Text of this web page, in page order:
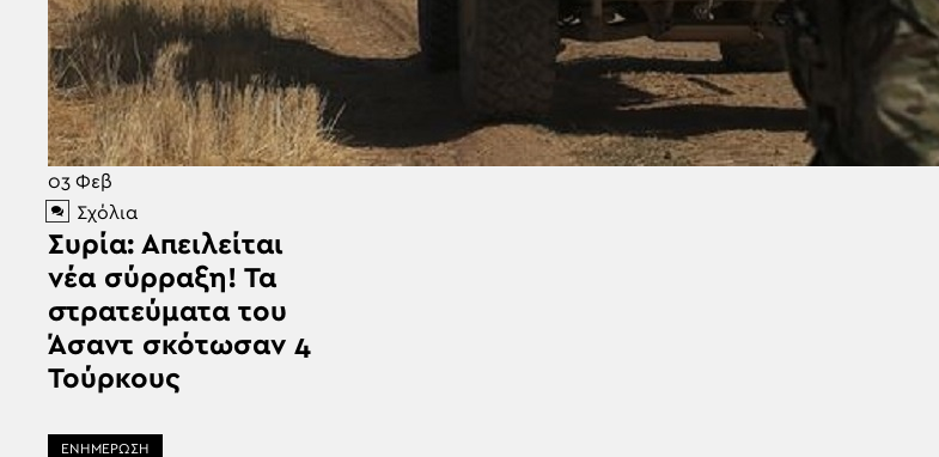
03 Φεβ
Σχόλια
Συρία: Απειλείται
νέα σύρραξη! Τα
στρατεύματα του
Άσαντ σκότωσαν 4
Τούρκους
ΕΝΗΜΕΡΩΣΗ